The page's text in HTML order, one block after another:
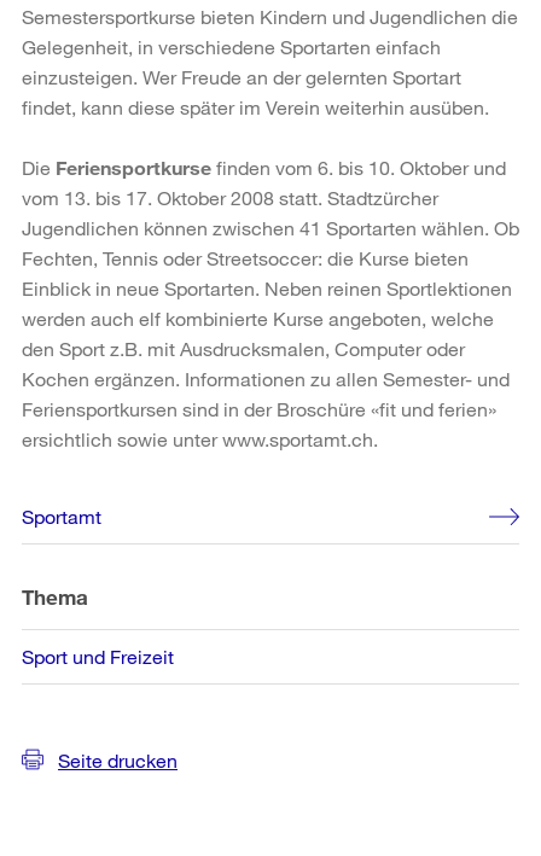
Semestersportkurse bieten Kindern und Jugendlichen die
Gelegenheit, in verschiedene Sportarten einfach
einzusteigen. Wer Freude an der gelernten Sportart
findet, kann diese später im Verein weiterhin ausüben.
Die Feriensportkurse finden vom 6. bis 10. Oktober und
vom 13. bis 17. Oktober 2008 statt. Stadtzürcher
Jugendlichen können zwischen 41 Sportarten wählen. Ob
Fechten, Tennis oder Streetsoccer: die Kurse bieten
Einblick in neue Sportarten. Neben reinen Sportlektionen
werden auch elf kombinierte Kurse angeboten, welche
den Sport z.B. mit Ausdrucksmalen, Computer oder
Kochen ergänzen. Informationen zu allen Semester- und
Feriensportkursen sind in der Broschüre «fit und ferien»
ersichtlich sowie unter www.sportamt.ch.
Weitere
Informationen
Sportamt
Thema
Sport und Freizeit
Seite drucken